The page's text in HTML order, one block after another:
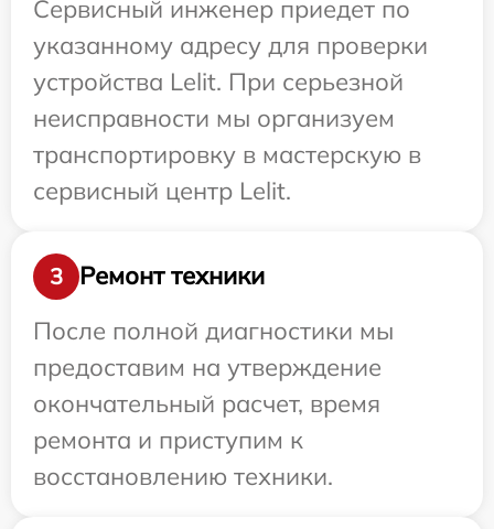
Сервисный инженер приедет по
указанному адресу для проверки
устройства Lelit. При серьезной
неисправности мы организуем
транспортировку в мастерскую в
сервисный центр Lelit.
3
Ремонт техники
После полной диагностики мы
предоставим на утверждение
окончательный расчет, время
ремонта и приступим к
восстановлению техники.